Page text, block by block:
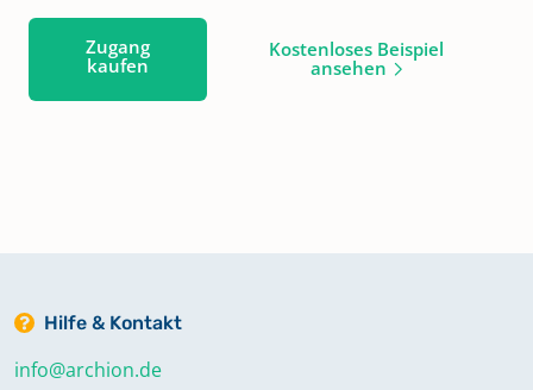
Zugang
kaufen
Kostenloses Beispiel
ansehen
Hilfe & Kontakt
info@archion.de